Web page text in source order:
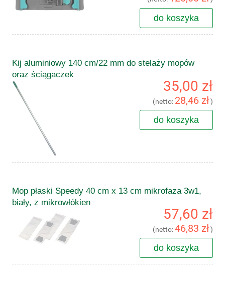
do koszyka
Kij aluminiowy 140 cm/22 mm do stelaży mopów
oraz ściągaczek
35,00 zł
(netto: 28,46 zł)
do koszyka
Mop płaski Speedy 40 cm x 13 cm mikrofaza 3w1,
biały, z mikrowłókien
57,60 zł
(netto:46,83 zł)
do koszyka